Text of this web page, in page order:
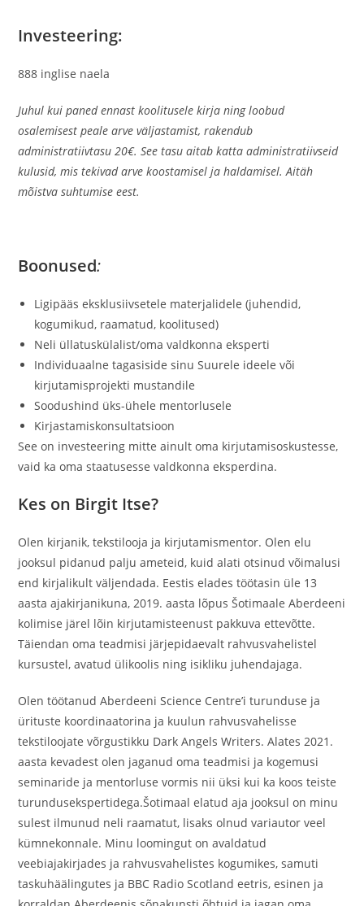
Investeering:
888 inglise naela
Juhul kui paned ennast koolitusele kirja ning loobud
osalemisest peale arve väljastamist, rakendub
administratiivtasu 20€. See tasu aitab katta administratiivseid
kulusid, mis tekivad arve koostamisel ja haldamisel. Aitäh
mõistva suhtumise eest.
Boonused:
Ligipääs eksklusiivsetele materjalidele (juhendid,
kogumikud, raamatud, koolitused)
Neli üllatuskülalist/oma valdkonna eksperti
Individuaalne tagasiside sinu Suurele ideele või
kirjutamisprojekti mustandile
Soodushind üks-ühele mentorlusele
Kirjastamiskonsultatsioon
See on investeering mitte ainult oma kirjutamisoskustesse,
vaid ka oma staatusesse valdkonna eksperdina.
Kes on Birgit Itse?
Olen kirjanik, tekstilooja ja kirjutamismentor. Olen elu
jooksul pidanud palju ameteid, kuid alati otsinud võimalusi
end kirjalikult väljendada. Eestis elades töötasin üle 13
aasta ajakirjanikuna, 2019. aasta lõpus Šotimaale Aberdeeni
kolimise järel lõin kirjutamisteenust pakkuva ettevõtte.
Täiendan oma teadmisi järjepidaevalt rahvusvahelistel
kursustel, avatud ülikoolis ning isikliku juhendajaga.
Olen töötanud Aberdeeni Science Centre’i turunduse ja
ürituste koordinaatorina ja kuulun rahvusvahelisse
tekstiloojate võrgustikku Dark Angels Writers. Alates 2021.
aasta kevadest olen jaganud oma teadmisi ja kogemusi
seminaride ja mentorluse vormis nii üksi kui ka koos teiste
turundusekspertidega.Šotimaal elatud aja jooksul on minu
sulest ilmunud neli raamatut, lisaks olnud variautor veel
kümnekonnale. Minu loomingut on avaldatud
veebiajakirjades ja rahvusvahelistes kogumikes, samuti
taskuhäälingutes ja BBC Radio Scotland eetris, esinen ja